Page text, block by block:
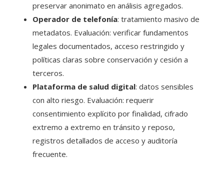
preservar anonimato en análisis agregados.
Operador de telefonía: tratamiento masivo de
metadatos. Evaluación: verificar fundamentos
legales documentados, acceso restringido y
políticas claras sobre conservación y cesión a
terceros.
Plataforma de salud digital: datos sensibles
con alto riesgo. Evaluación: requerir
consentimiento explícito por finalidad, cifrado
extremo a extremo en tránsito y reposo,
registros detallados de acceso y auditoría
frecuente.